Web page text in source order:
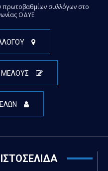
πρωτοβαθμίων συλλόγων στο
ΟΔΥΕ
ΜΕΛΟΥΣ
ΙΣΤΟΣΕΛΙΔΑ